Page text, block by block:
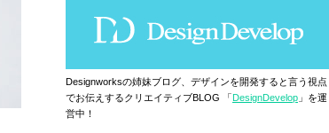
Designworksの姉妹ブログ、デザインを開発すると言う視点
でお伝えするクリエイティブBLOG 「DesignDevelop 」を運
営中！